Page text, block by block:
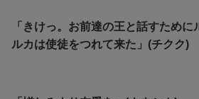
「きけっ。お前達の王と話すため
ルカは使徒をつれて来た」(チクク)